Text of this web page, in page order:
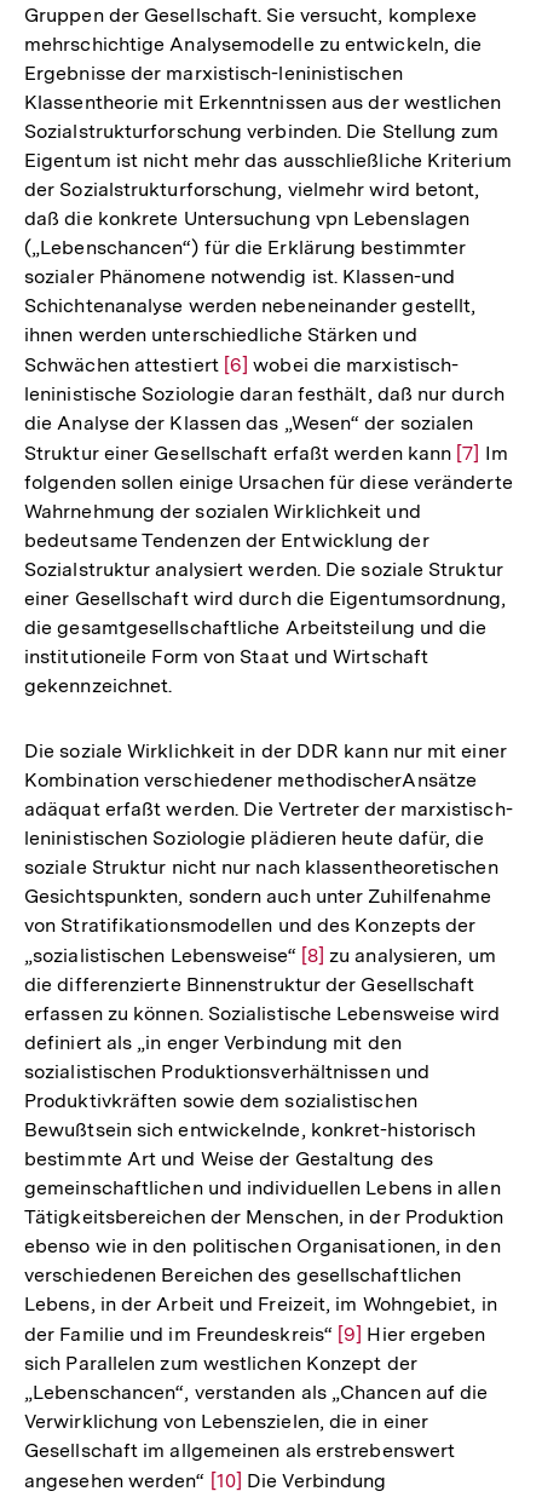
Gruppen der Gesellschaft. Sie versucht, komplexe
mehrschichtige Analysemodelle zu entwickeln, die
Ergebnisse der marxistisch-leninistischen
Klassentheorie mit Erkenntnissen aus der westlichen
Sozialstrukturforschung verbinden. Die Stellung zum
Eigentum ist nicht mehr das ausschließliche Kriterium
der Sozialstrukturforschung, vielmehr wird betont,
daß die konkrete Untersuchung vpn Lebenslagen
(„Lebenschancen“) für die Erklärung bestimmter
sozialer Phänomene notwendig ist. Klassen-und
Schichtenanalyse werden nebeneinander gestellt,
ihnen werden unterschiedliche Stärken und
Schwächen attestiert Zur
Auflösung
der
Fußnote
[6] wobei die marxistisch-
leninistische Soziologie daran festhält, daß nur durch
die Analyse der Klassen das „Wesen“ der sozialen
Struktur einer Gesellschaft erfaßt werden kann Zur
[7] Im
folgenden sollen einige Ursachen für diese veränderte
Wahrnehmung der sozialen Wirklichkeit und
bedeutsame Tendenzen der Entwicklung der
Sozialstruktur analysiert werden. Die soziale Struktur
einer Gesellschaft wird durch die Eigentumsordnung,
die gesamtgesellschaftliche Arbeitsteilung und die
institutioneile Form von Staat und Wirtschaft
gekennzeichnet.
Die soziale Wirklichkeit in der DDR kann nur mit einer
Kombination verschiedener methodischerAnsätze
adäquat erfaßt werden. Die Vertreter der marxistisch-
leninistischen Soziologie plädieren heute dafür, die
soziale Struktur nicht nur nach klassentheoretischen
Gesichtspunkten, sondern auch unter Zuhilfenahme
von Stratifikationsmodellen und des Konzepts der
„sozialistischen Lebensweise“ Zur
Auflösung
der
Fußnote
[8] zu analysieren, um
die differenzierte Binnenstruktur der Gesellschaft
erfassen zu können. Sozialistische Lebensweise wird
definiert als „in enger Verbindung mit den
sozialistischen Produktionsverhältnissen und
Produktivkräften sowie dem sozialistischen
Bewußtsein sich entwickelnde, konkret-historisch
bestimmte Art und Weise der Gestaltung des
gemeinschaftlichen und individuellen Lebens in allen
Tätigkeitsbereichen der Menschen, in der Produktion
ebenso wie in den politischen Organisationen, in den
verschiedenen Bereichen des gesellschaftlichen
Lebens, in der Arbeit und Freizeit, im Wohngebiet, in
der Familie und im Freundeskreis“ Zur
Auflösung
der
Fußnote
[9] Hier ergeben
sich Parallelen zum westlichen Konzept der
„Lebenschancen“, verstanden als „Chancen auf die
Verwirklichung von Lebenszielen, die in einer
Gesellschaft im allgemeinen als erstrebenswert
angesehen werden“ Zur
[10] Die Verbindung